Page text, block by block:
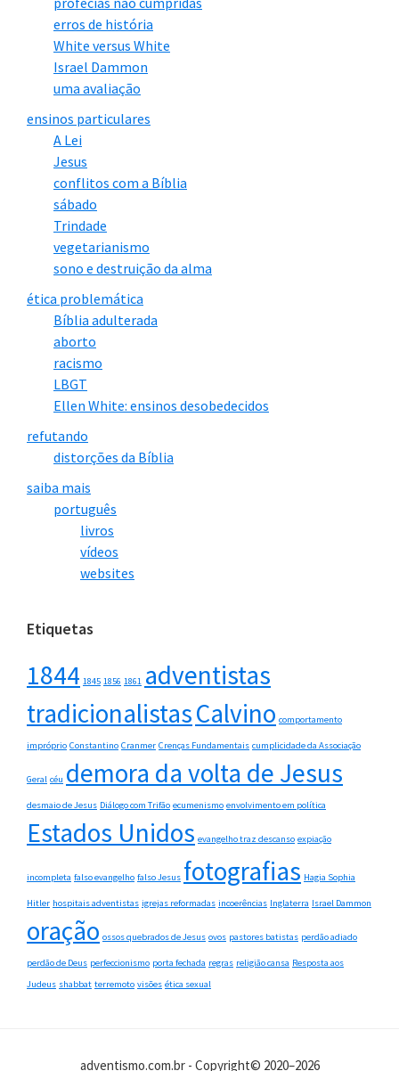
erros de história
White versus White
Israel Dammon
uma avaliação
ensinos particulares
A Lei
Jesus
conflitos com a Bíblia
sábado
Trindade
vegetarianismo
sono e destruição da alma
ética problemática
Bíblia adulterada
aborto
racismo
LBGT
Ellen White: ensinos desobedecidos
refutando
distorções da Bíblia
saiba mais
português
livros
vídeos
websites
Etiquetas
1844 1845 1856 1861 adventistas
tradicionalistasCalvino comportamento
impróprio Constantino Cranmer Crenças Fundamentais cumplicidade da Associação
Geral céu demora da volta de Jesus
desmaio de Jesus Diálogo com Trifão ecumenismo envolvimento em política
Estados Unidos evangelho traz descanso expiação
incompleta falso evangelho falso Jesus fotografias Hagia Sophia
Hitler hospitais adventistas igrejas reformadas incoerências Inglaterra Israel Dammon
oração ossos quebrados de Jesus ovos pastores batistas perdão adiado
perdão de Deus perfeccionismo porta fechada regras religião cansa Resposta aos
Judeus shabbat terremoto visões ética sexual
adventismo.com.br - Copyright© 2020–2026